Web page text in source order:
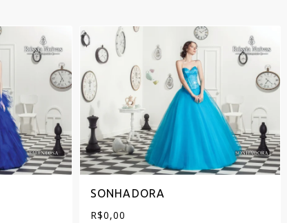
SONHADORA
R$0,00